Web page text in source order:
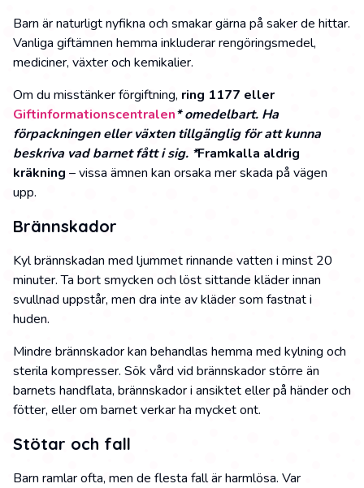
Barn är naturligt nyfikna och smakar gärna på saker de hittar.
Vanliga giftämnen hemma inkluderar rengöringsmedel,
mediciner, växter och kemikalier.
Om du misstänker förgiftning, ring 1177 eller
Giftinformationscentralen* omedelbart. Ha
förpackningen eller växten tillgänglig för att kunna
beskriva vad barnet fått i sig. *Framkalla aldrig
kräkning – vissa ämnen kan orsaka mer skada på vägen
upp.
Brännskador
Kyl brännskadan med ljummet rinnande vatten i minst 20
minuter. Ta bort smycken och löst sittande kläder innan
svullnad uppstår, men dra inte av kläder som fastnat i
huden.
Mindre brännskador kan behandlas hemma med kylning och
sterila kompresser. Sök vård vid brännskador större än
barnets handflata, brännskador i ansiktet eller på händer och
fötter, eller om barnet verkar ha mycket ont.
Stötar och fall
Barn ramlar ofta, men de flesta fall är harmlösa. Var